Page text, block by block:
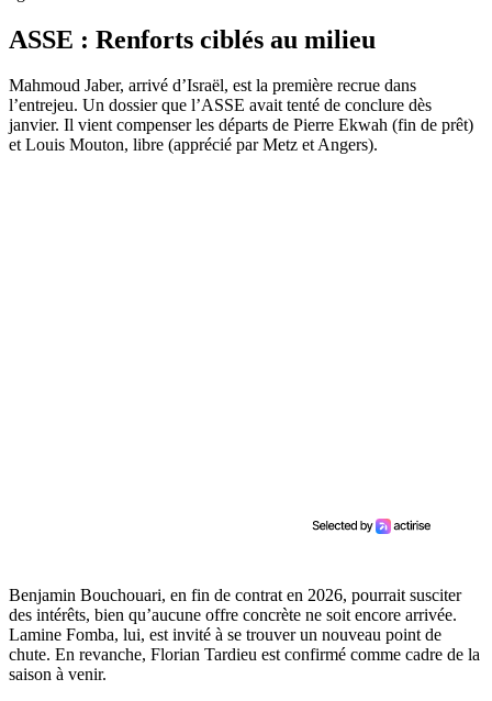
ASSE : Renforts ciblés au milieu
Mahmoud Jaber, arrivé d’Israël, est la première recrue dans
l’entrejeu. Un dossier que l’ASSE avait tenté de conclure dès
janvier. Il vient compenser les départs de Pierre Ekwah (fin de prêt)
et Louis Mouton, libre (apprécié par Metz et Angers).
Benjamin Bouchouari, en fin de contrat en 2026, pourrait susciter
des intérêts, bien qu’aucune offre concrète ne soit encore arrivée.
Lamine Fomba, lui, est invité à se trouver un nouveau point de
chute. En revanche, Florian Tardieu est confirmé comme cadre de la
saison à venir.